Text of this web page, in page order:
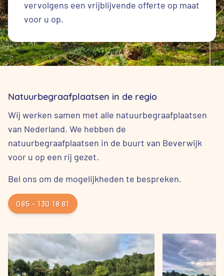
vervolgens een vrijblijvende offerte op maat
voor u op.
Natuurbegraafplaatsen in de regio
Wij werken samen met alle natuurbegraafplaatsen
van Nederland. We hebben de
natuurbegraafplaatsen in de buurt van Beverwijk
voor u op een rij gezet.
Bel ons om de mogelijkheden te bespreken.
085 – 130 18 81